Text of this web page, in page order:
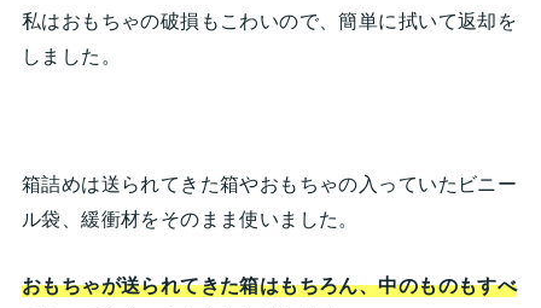
私はおもちゃの破損もこわいので、簡単に拭いて返却を
しました。
箱詰めは送られてきた箱やおもちゃの入っていたビニー
ル袋、緩衝材をそのまま使いました。
おもちゃが送られてきた箱はもちろん、中のものもすべ